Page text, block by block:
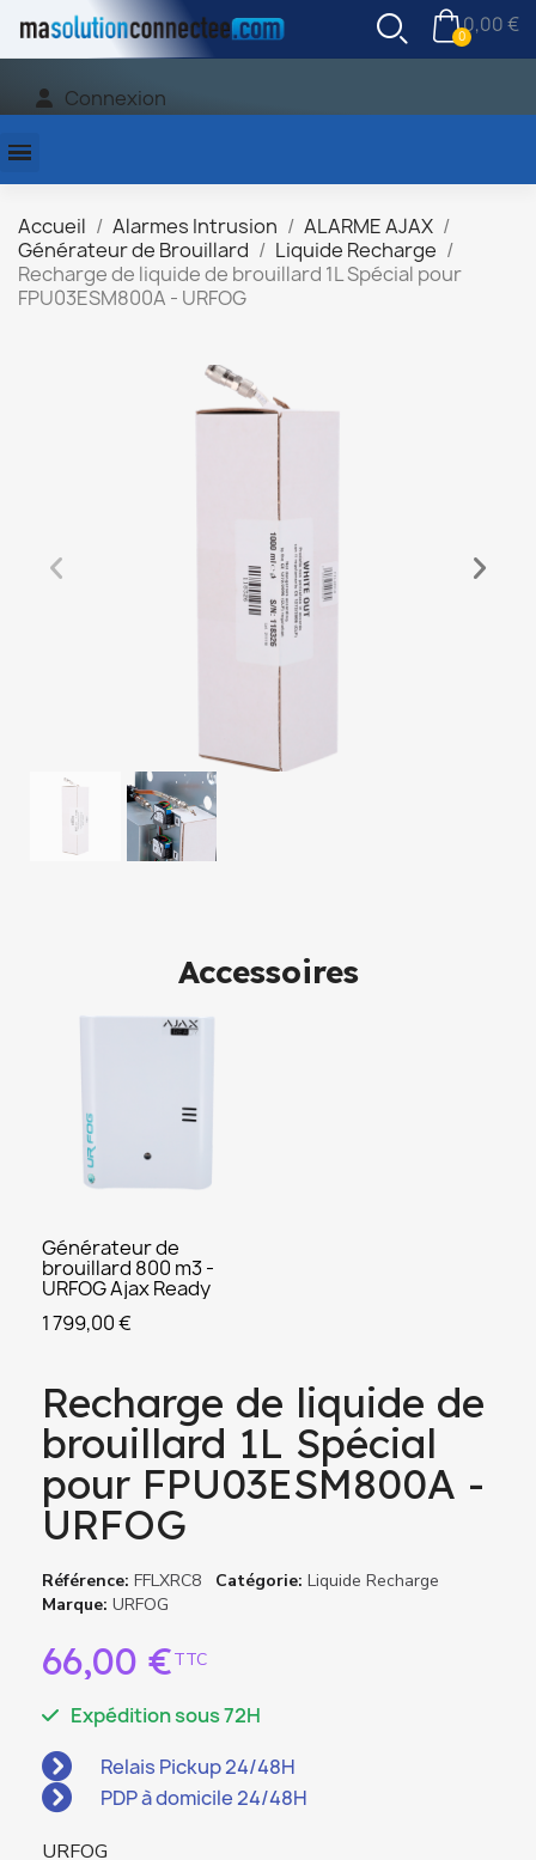
0,00 €
Connexion
Accueil Alarmes Intrusion
ALARME AJAX
Générateur de Brouillard
Liquide Recharge
Recharge de liquide de brouillard 1L Spécial pour
FPU03ESM800A - URFOG
Accessoires
APERÇU
Générateur de
brouillard 800 m3 -
URFOG Ajax Ready
1 799,00 €
Recharge de liquide de
brouillard 1L Spécial
pour FPU03ESM800A -
URFOG
Référence FFLXRC8 Catégorie Liquide Recharge
Marque URFOG
66,00 €TTC
Expédition sous 72H
Relais Pickup 24/48H
PDP à domicile 24/48H
URFOG